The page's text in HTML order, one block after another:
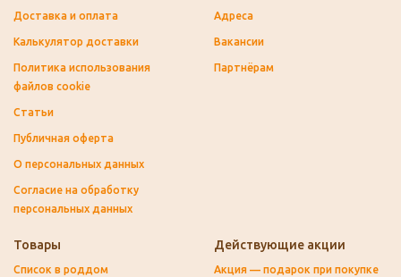
Доставка и оплата
Калькулятор доставки
Политика использования
файлов cookie
Статьи
Публичная оферта
О персональных данных
Согласие на обработку
персональных данных
Адреса
Вакансии
Партнёрам
Товары
Список в роддом
Действующие акции
Акция — подарок при покупке